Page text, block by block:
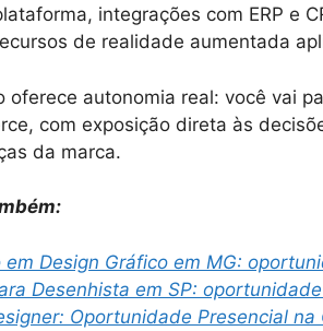
integrações com ERP e
de realidade aumentada
oferece autonomia real: você vai
com exposição direta às
da marca.
em Design Gráfico em MG:
Desenhista em SP:
Oportunidade Presencial na